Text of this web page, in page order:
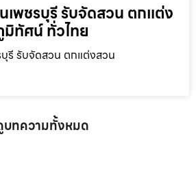
พชรบุรี รับจัดสวน ตกแต่ง
ทัศน์ ทั่วไทย
รี รับจัดสวน ตกแต่งสวน
บทความทั้งหมด